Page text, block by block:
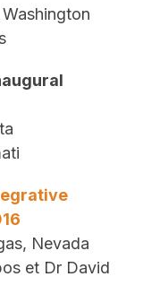
Washington
Nevada
et Dr David